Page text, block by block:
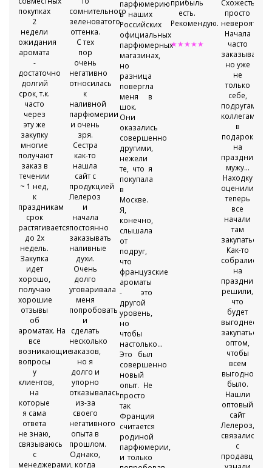
покупках
2
недели
ожидания
аромата
-
достаточно
долгий
срок, т.к.
часто
через
эту же
закупку
многие
получают
заказ в
течении
~ 1 нед,
к
праздникам
срок
растягивается
до 2х
недель.
Закупка
идет
хорошо,
получаю
хорошие
отзывы
об
ароматах. На
все
возникающие
вопросы
у
клиентов,
на
которые
я сама
ответа
не знаю,
связываюсь
с
менеджерами,
сомнительного
зеленоватого
оттенка.
С тех
пор
очень
негативно
относилась
к
наливной
парфюмерии
и очень
зря.
Сестра
как-то
нашла
сайт с
продукцией
Лелероз
и
начала
постоянно
заказывать
наливные
духи.
Очень
долго
уговаривала
меня
попробовать
и
сделать
несколько
заказов,
но я
долго и
упорно
отказывалась
из-за
своего
негативного
опыта в
прошлом.
Однако,
когда
парфюмерию
в наших
Российских
официальных
парфюмерных
магазинах,
но
разница
повергла
меня в
шок.
Они
оказались
совершенно
другими,
нежели
те, что я
покупала
в
Москве.
Я,
конечно,
слышала
от
подруг,
что
французские
ароматы
- это
другой
уровень,
но
чтобы
настолько...
Это был
совершенно
новый
опыт. Не
просто
так
Франция
считается
родиной
парфюмерии,
и только
прибыль
есть.
Рекомендую.
★★★★★
Схожесть
просто
невероятная.
Начала
часто
заказывать,
но уже
не
только
себе,
подругам,
коллегам
в
подарок
на
праздники,
мужу...
Находку
оценили,
теперь
все
начали
там
закупаться!
Как-то
собрались
на
празднике,
решили,
что
будет
выгоднее
закупаться
оптом,
чтобы
всем
выгодно
было.
Нашли
оптовый
сайт
Лелероз,
связались
с
продавцом,